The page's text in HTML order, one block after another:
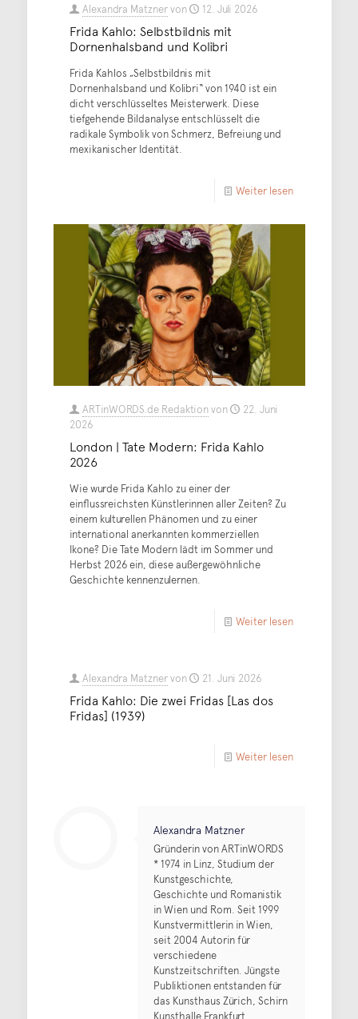
Alexandra Matznervon 12. Juli 2026
Frida Kahlo: Selbstbildnis mit
Dornenhalsband und Kolibri
Frida Kahlos „Selbstbildnis mit
Dornenhalsband und Kolibri“ von 1940 ist ein
dicht verschlüsseltes Meisterwerk. Diese
tiefgehende Bildanalyse entschlüsselt die
radikale Symbolik von Schmerz, Befreiung und
mexikanischer Identität.
Weiter lesen
ARTinWORDS.de Redaktionvon
22. Juni
2026
London | Tate Modern: Frida Kahlo
2026
Wie wurde Frida Kahlo zu einer der
einflussreichsten Künstlerinnen aller Zeiten? Zu
einem kulturellen Phänomen und zu einer
international anerkannten kommerziellen
Ikone? Die Tate Modern lädt im Sommer und
Herbst 2026 ein, diese außergewöhnliche
Geschichte kennenzulernen.
Weiter lesen
Alexandra Matznervon 21. Juni 2026
Frida Kahlo: Die zwei Fridas [Las dos
Fridas] (1939)
Weiter lesen
Alexandra Matzner
Gründerin von ARTinWORDS
* 1974 in Linz, Studium der
Kunstgeschichte,
Geschichte und Romanistik
in Wien und Rom. Seit 1999
Kunstvermittlerin in Wien,
seit 2004 Autorin für
verschiedene
Kunstzeitschriften. Jüngste
Publiktionen entstanden für
das Kunsthaus Zürich, Schirn
Kunsthalle Frankfurt,